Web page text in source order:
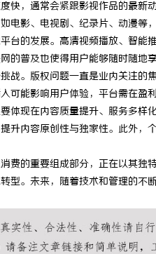
快，通常会紧跟影视作品的最
电影、电视剧、纪录片、动漫
台的发展。高清视频播放、智
的普及也使得用户能够随时随地
战。版权问题一直是业内关注
可能影响用户体验，平台需在盈
体现在内容质量提升、服务多
升内容原创性与独家性。此外
费的重要组成部分，正在以其
型。未来，随着技术和管理的
合肥刑事律师：保护您
法律困境